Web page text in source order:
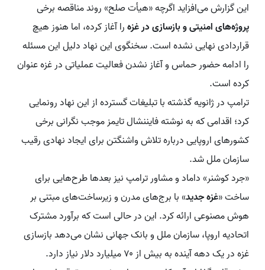
این گزارش می‌افزاید اگرچه «هیأت صلح» روند مناقصه برخی
پروژه‌های امنیتی و بازسازی در غزهرا آغاز کرده، اما هنوز هیچ
قراردادی نهایی نشده است. سخنگوی این نهاد دلیل این مسئله
را ادامه حضور حماس و آغاز نشدن فعالیت عملیاتی در غزه عنوان
کرده است.
ترامپ در ژانویه گذشته با تبلیغات گسترده از این نهاد رونمایی
کرد؛ اقدامی که به نوشته فایننشال تایمز موجب نگرانی برخی
کشورهای اروپایی درباره تلاش واشنگتن برای ایجاد نهادی رقیب
سازمان ملل شد.
«جرد کوشنر» داماد و مشاور ترامپ نیز بعدها طرح‌هایی برای
ساخت «غزه جدید» با برج‌های مدرن و زیرساخت‌های مبتنی بر
هوش مصنوعی ارائه کرد. این در حالی است که برآورد مشترک
اتحادیه اروپا، سازمان ملل و بانک جهانی نشان می‌دهد بازسازی
غزه در یک دهه آینده به بیش از ۷۰ میلیارد دلار نیاز دارد.